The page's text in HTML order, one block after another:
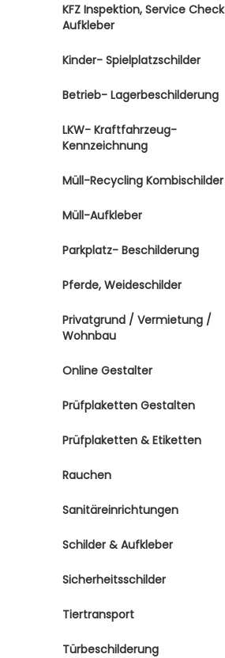
KFZ Inspektion, Service Check
Aufkleber
Kinder- Spielplatzschilder
Betrieb- Lagerbeschilderung
LKW- Kraftfahrzeug-
Kennzeichnung
Müll-Recycling Kombischilder
Müll-Aufkleber
Parkplatz- Beschilderung
Pferde, Weideschilder
Privatgrund / Vermietung /
Wohnbau
Online Gestalter
Prüfplaketten Gestalten
Prüfplaketten & Etiketten
Rauchen
Sanitäreinrichtungen
Schilder & Aufkleber
Sicherheitsschilder
Tiertransport
Türbeschilderung